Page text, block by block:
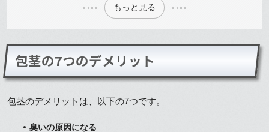
もっと見る
包茎の7つのデメリット
包茎のデメリットは、以下の7つです。
臭いの原因になる